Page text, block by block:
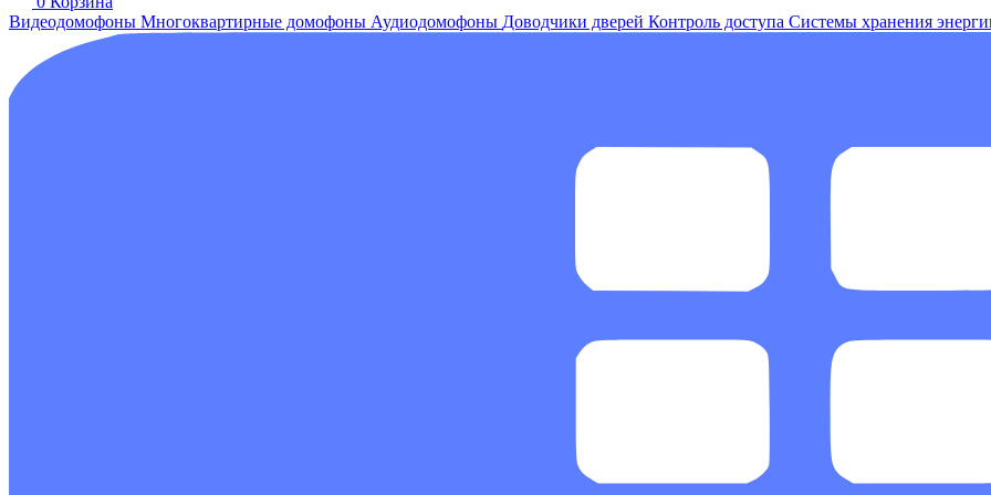
Видеодомофоны Многоквартирные домофоны Аудиодомофоны Доводчики дверей Контроль доступа Системы хранения